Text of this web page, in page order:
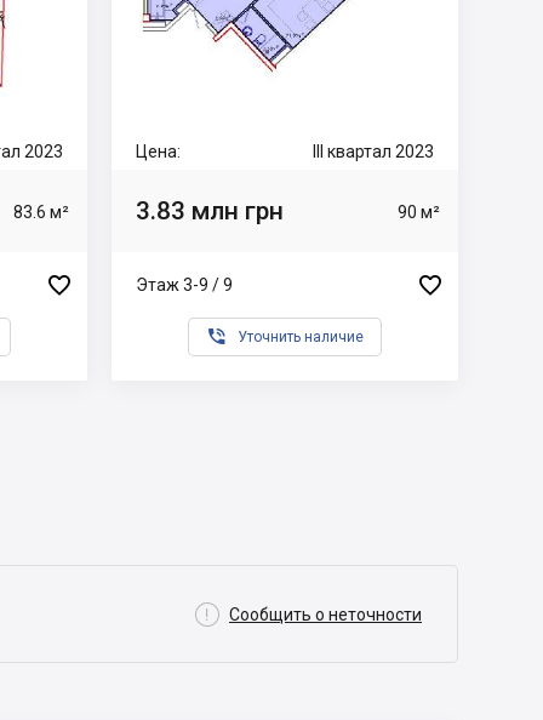
2023
83.6 м²

Цена: III квартал 2023
3.83 млн грн 90 м²
Этаж 3-9 / 9 
 Уточнить наличие
 Сообщить о неточности